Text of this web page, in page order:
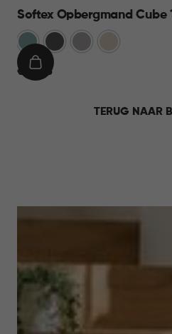
Softex Opbergmand Cube
BlauwAntraciet
TaupeBeige
€
€ 10,95
IN
TERUG NAAR